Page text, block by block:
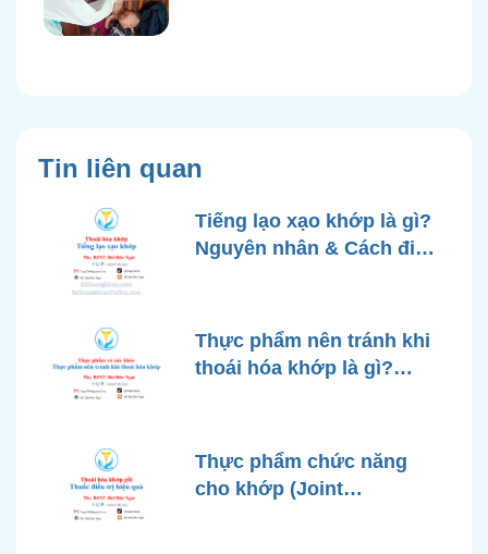
Tin liên quan
Tiếng lạo xạo khớp là gì?
Nguyên nhân & Cách điều
Thực phẩm nên tránh khi
thoái hóa khớp là gì?
Thực phẩm chức năng
cho khớp (Joint